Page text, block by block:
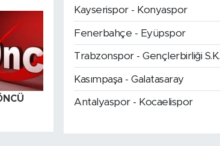
Kayserispor - Konyaspor
Fenerbahçe - Eyüpspor
Trabzonspor - Gençlerbirliği S.K.
Kasımpaşa - Galatasaray
Antalyaspor - Kocaelispor